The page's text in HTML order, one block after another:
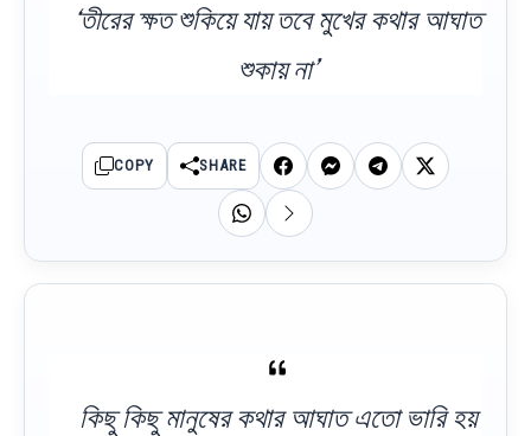
‘তীরের ক্ষত শুকিয়ে যায় তবে মুখের কথার আঘাত
শুকায় না’
COPY SHARE
কিছু কিছু মানুষের কথার আঘাত এতো ভারি হয়